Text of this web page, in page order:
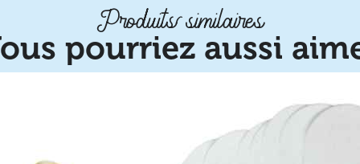
Produits similaires
pourriez aussi